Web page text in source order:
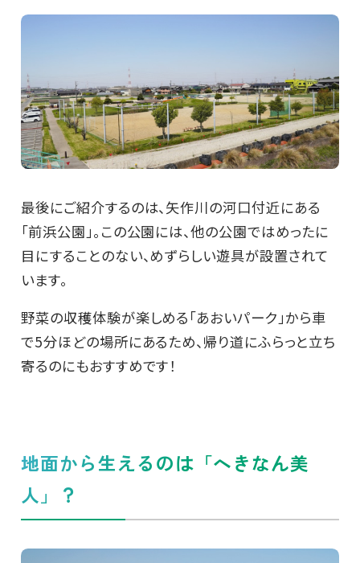
最後にご紹介するのは、矢作川の河口付近にある
「前浜公園」。この公園には、他の公園ではめったに
目にすることのない、めずらしい遊具が設置されて
います。
野菜の収穫体験が楽しめる「あおいパーク」から車
で5分ほどの場所にあるため、帰り道にふらっと立ち
寄るのにもおすすめです！
地面から生えるのは「へきなん美
人」？